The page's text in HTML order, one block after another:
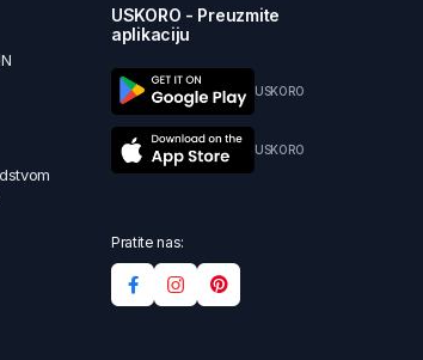
USKORO - Preuzmite
aplikaciju
USKORO
USKORO
Pratite nas: